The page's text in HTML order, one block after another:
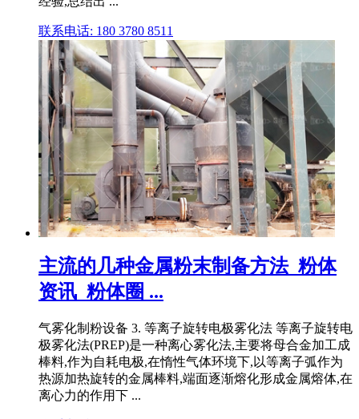
联系电话: 180 3780 8511
主流的几种金属粉末制备方法_粉体
资讯_粉体圈 ...
气雾化制粉设备 3. 等离子旋转电极雾化法 等离子旋转电
极雾化法(PREP)是一种离心雾化法,主要将母合金加工成
棒料,作为自耗电极,在惰性气体环境下,以等离子弧作为
热源加热旋转的金属棒料,端面逐渐熔化形成金属熔体,在
离心力的作用下 ...